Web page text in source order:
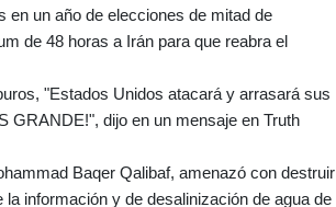
en un año de elecciones de mitad de
de 48 horas a Irán para que reabra el
"Estados Unidos atacará y arrasará sus
GRANDE!", dijo en un mensaje en Truth
Baqer Qalibaf, amenazó con destruir
información y de desalinización de agua de